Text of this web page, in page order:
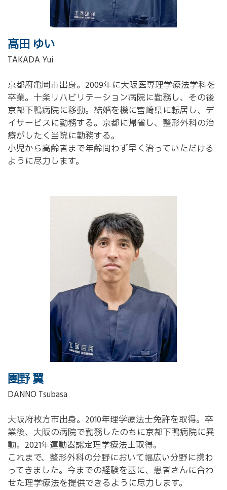
髙田 ゆい
TAKADA Yui
京都府亀岡市出身。2009年に大阪医専理学療法学科を
卒業。十条リハビリテーション病院に勤務し、その後
京都下鴨病院に移動。結婚を機に宮崎県に転居し、デ
イサービスに勤務する。京都に帰省し、整形外科の治
療がしたく当院に勤務する。
小児から高齢者まで年齢問わず早く治っていただける
ように尽力します。
團野 翼
DANNO Tsubasa
大阪府枚方市出身。 2010年理学療法士免許を取得。卒
業後、大阪の病院で勤務したのちに京都下鴨病院に異
動。 2021年運動器認定理学療法士取得。
これまで、整形外科の分野において幅広い分野に携わ
ってきました。今までの経験を基に、患者さんに合わ
せた理学療法を提供できるように尽力します。